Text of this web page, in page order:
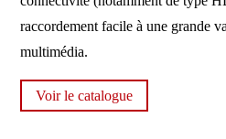
raccordement facile à une grande
multimédia.
Voir le catalogue